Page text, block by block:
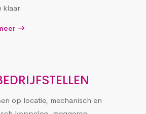
klaar.
op locatie, mechanisch en